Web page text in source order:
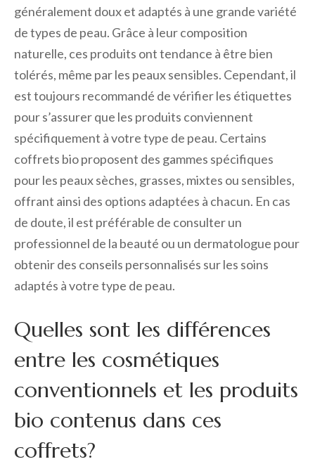
généralement doux et adaptés à une grande variété
de types de peau. Grâce à leur composition
naturelle, ces produits ont tendance à être bien
tolérés, même par les peaux sensibles. Cependant, il
est toujours recommandé de vérifier les étiquettes
pour s’assurer que les produits conviennent
spécifiquement à votre type de peau. Certains
coffrets bio proposent des gammes spécifiques
pour les peaux sèches, grasses, mixtes ou sensibles,
offrant ainsi des options adaptées à chacun. En cas
de doute, il est préférable de consulter un
professionnel de la beauté ou un dermatologue pour
obtenir des conseils personnalisés sur les soins
adaptés à votre type de peau.
Quelles sont les différences
entre les cosmétiques
conventionnels et les produits
bio contenus dans ces
coffrets?